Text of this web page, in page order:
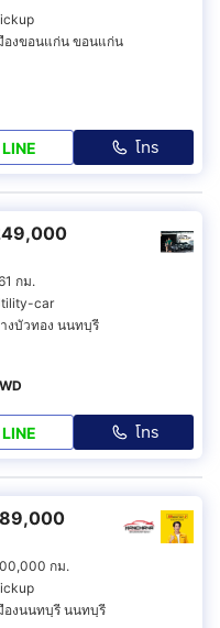
องขอนแก่น ขอนแก่น
LINE โทร
กม.
car
งบัวทอง นนทบุรี
LINE โทร
กม.
องนนทบุรี นนทบุรี